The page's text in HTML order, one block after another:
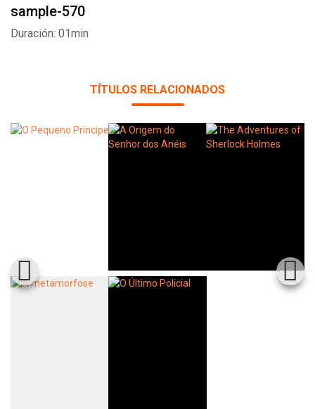
sample-570
Duración: 01min
TÍTULOS RELACIONADOS